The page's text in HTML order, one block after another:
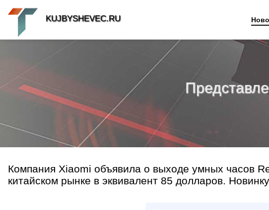
Компания Xiaomi объявила о выходе умных часов
китайском рынке в эквивалент 85 долларов.
KUJBYSHEVEC.RU